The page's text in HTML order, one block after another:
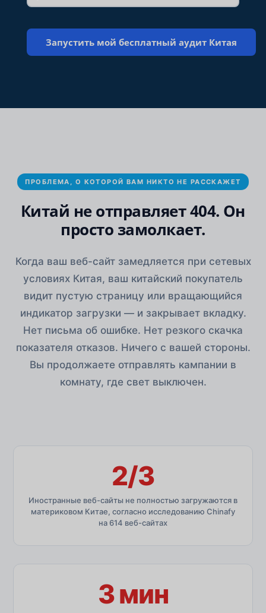
ПРОБЛЕМА, О КОТОРОЙ ВАМ НИКТО НЕ РАССКАЖЕТ
Китай не отправляет 404. Он
просто замолкает.
Когда ваш веб-сайт замедляется при сетевых
условиях Китая, ваш китайский покупатель
видит пустую страницу или вращающийся
индикатор загрузки — и закрывает вкладку.
Нет письма об ошибке. Нет резкого скачка
показателя отказов. Ничего с вашей стороны.
Вы продолжаете отправлять кампании в
комнату, где свет выключен.
2/3
Иностранные веб-сайты не полностью загружаются в
материковом Китае, согласно исследованию Chinafy
на 614 веб-сайтах
3 мин